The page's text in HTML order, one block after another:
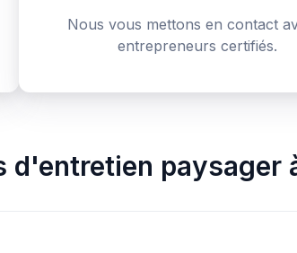
Nous vous mettons en contact
entrepreneurs certifiés.
d'entretien paysager